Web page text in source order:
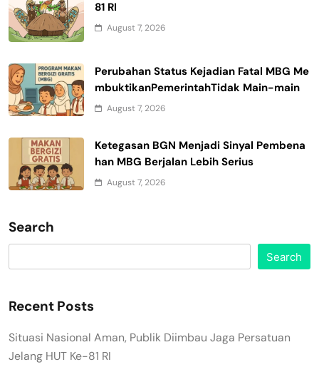
81 RI
August 7, 2026
Perubahan Status Kejadian Fatal MBG Me
mbuktikanPemerintahTidak Main-main
August 7, 2026
Ketegasan BGN Menjadi Sinyal Pembena
han MBG Berjalan Lebih Serius
August 7, 2026
Search
Search
Recent Posts
Situasi Nasional Aman, Publik Diimbau Jaga Persatuan
Jelang HUT Ke-81 RI